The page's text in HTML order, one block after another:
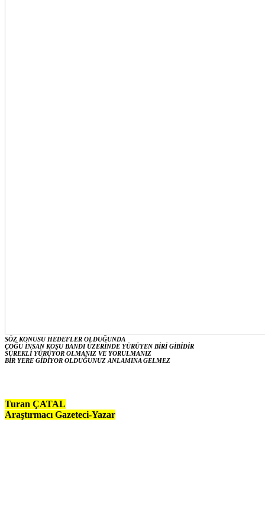
SÖZ KONUSU HEDEFLER OLDUĞUNDA
ÇOĞU İNSAN KOŞU BANDI ÜZERİNDE YÜRÜYEN BİRİ GİBİDİR
SÜREKLİ YÜRÜYOR OLMANIZ VE YORULMANIZ
BİR YERE GİDİYOR OLDUĞUNUZ ANLAMINA GELMEZ
Turan ÇATAL
Araştırmacı Gazeteci-Yazar